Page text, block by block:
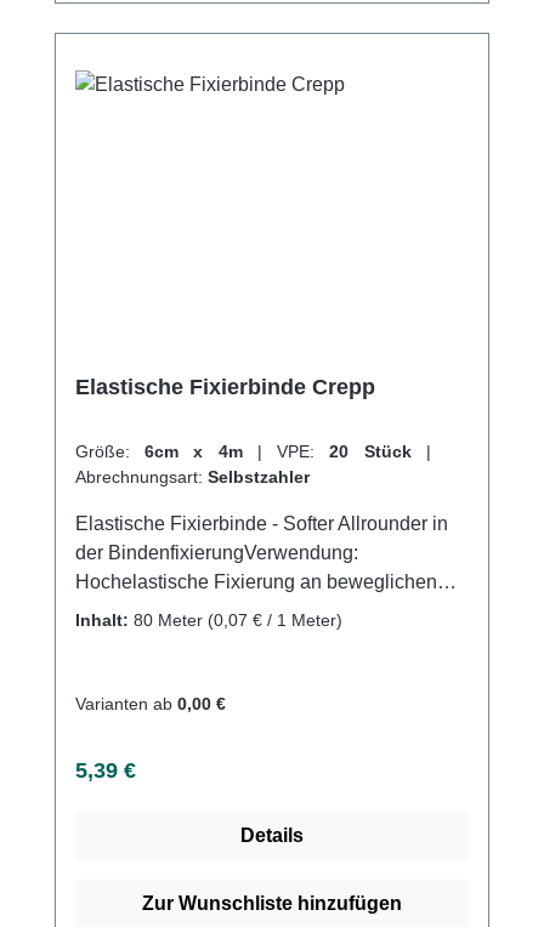
Elastische Fixierbinde Crepp
Größe: 6cm x 4m | VPE: 20 Stück |
Abrechnungsart: Selbstzahler
Elastische Fixierbinde - Softer Allrounder in
der BindenfixierungVerwendung:
Hochelastische Fixierung an beweglichen
Körperteilen Glenkverbände Fixierung von
Wundauflagen und Verbänden an allen
Hochelastische Fixierbinde mit
Gelenken ohne Umschlagtouren angelegt
faltenfreie Anlage Hautfreundlich
Inhalt: 80 Meter (0,07 € / 1 Meter)
Varianten ab 0,00 €
Regulärer Preis:
5,39 €
Details
Zur Wunschliste hinzufügen